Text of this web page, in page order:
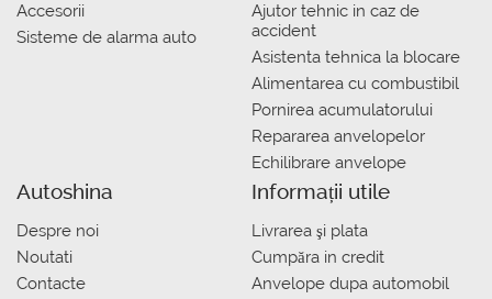
Accesorii
Sisteme de alarma auto
Ajutor tehnic in caz de
accident
Asistenta tehnica la blocare
Alimentarea cu combustibil
Pornirea acumulatorului
Repararea anvelopelor
Echilibrare anvelope
Autoshina
Despre noi
Noutati
Contacte
Informații utile
Livrarea şi plata
Сumpăra in credit
Anvelope dupa automobil